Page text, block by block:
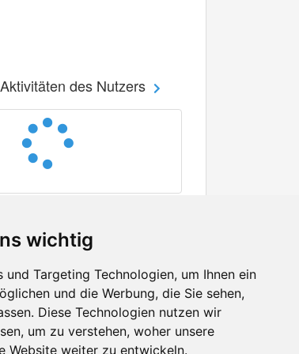
wichtig
Targeting Technologien, um Ihnen ein
und die Werbung, die Sie sehen,
Diese Technologien nutzen wir
um zu verstehen, woher unsere
Website weiter zu entwickeln.
des Nutzers
Facebook
Twitter
YouTube